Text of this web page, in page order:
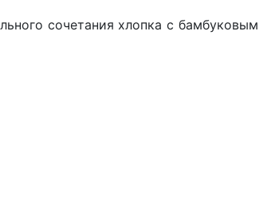
сочетания хлопка с бамбуковым